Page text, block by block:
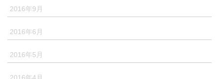
2016年9月
2016年6月
2016年5月